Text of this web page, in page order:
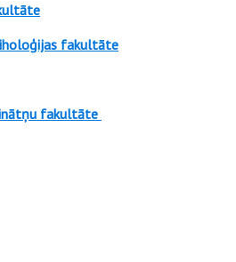
fakultāte
fakultāte